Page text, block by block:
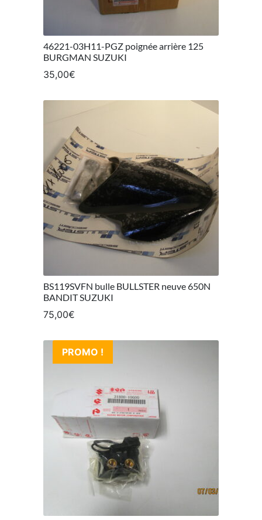
46221-03H11-PGZ poignée arrière 125
BURGMAN SUZUKI
35,00€
BS119SVFN bulle BULLSTER neuve 650N
BANDIT SUZUKI
75,00€
PROMO !